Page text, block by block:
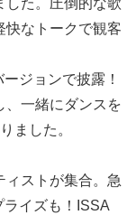
快なトークで観客
ジョンで披露！
、一緒にダンスを
ました。
ィストが集合。急
ライズも！ISSA